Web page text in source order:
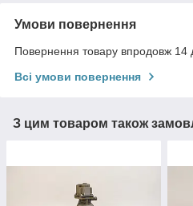
Умови повернення
Повернення товару впродовж 14
Всі умови повернення
З цим товаром також